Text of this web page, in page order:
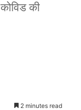
की
2 minutes read